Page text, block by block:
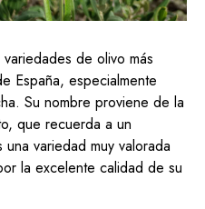
de olivo más
España, especialmente
Su nombre proviene de la
que recuerda a un
variedad muy valorada
la excelente calidad de su